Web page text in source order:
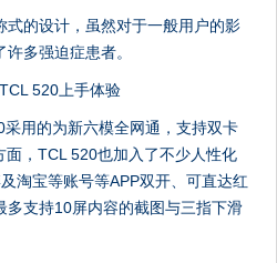
式的设计，虽然对于一般用户的影
多强迫症患者。
用的为新六模全网通，支持双卡
面，TCL 520也加入了不少人性化
淘宝等账号等APP双开、可直达红
多支持10屏内容的截图与三指下滑